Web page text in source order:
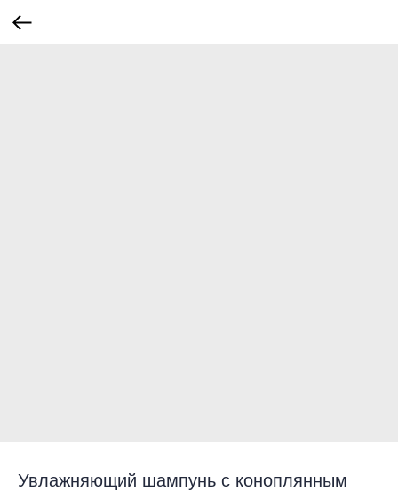
Увлажняющий шампунь с коноплянным